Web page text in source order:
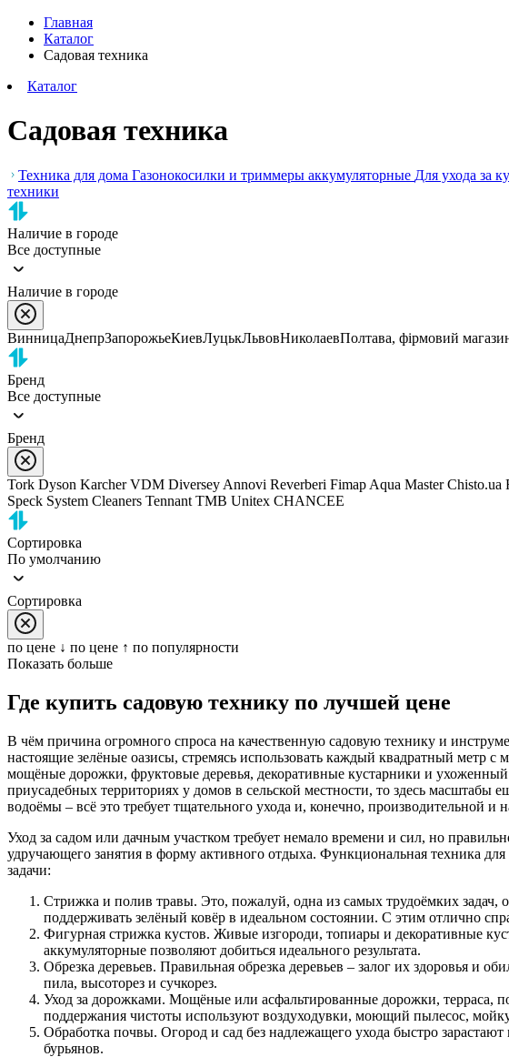
Главная
Каталог
Садовая техника
Каталог
Садовая техника
Техника для дома Газонокосилки и триммеры аккумуляторные Для ухода за
техники
Наличие в городе
Все доступные
Наличие в городе
ВинницаДнепрЗапорожьеКиевЛуцькЛьвовНиколаевПолтава, фірмовий
Бренд
Все доступные
Бренд
Tork Dyson Karcher VDM Diversey Annovi Reverberi Fimap Aqua Master Chisto.ua
Speck System Cleaners Tennant TMB Unitex CHANCEE
Сортировка
По умолчанию
Сортировка
по цене ↓ по цене ↑ по популярности
Показать больше
Где купить садовую технику по лучшей цене
В чём причина огромного спроса на качественную садовую технику и
настоящие зелёные оазисы, стремясь использовать каждый квадратный метр
мощёные дорожки, фруктовые деревья, декоративные кустарники и
приусадебных территориях у домов в сельской местности, то здесь
водоёмы – всё это требует тщательного ухода и, конечно, производительной и
Уход за садом или дачным участком требует немало времени и сил, но
удручающего занятия в форму активного отдыха. Функциональная техника
задачи:
Стрижка и полив травы. Это, пожалуй, одна из самых трудоёмких задач,
поддерживать зелёный ковёр в идеальном состоянии. С этим отлично
Фигурная стрижка кустов. Живые изгороди, топиары и декоративные
аккумуляторные позволяют добиться идеального результата.
Обрезка деревьев. Правильная обрезка деревьев – залог их здоровья и
пила, высоторез и сучкорез.
Уход за дорожками. Мощёные или асфальтированные дорожки, терраса,
поддержания чистоты используют воздуходувки, моющий пылесос,
Обработка почвы. Огород и сад без надлежащего ухода быстро
бурьянов.